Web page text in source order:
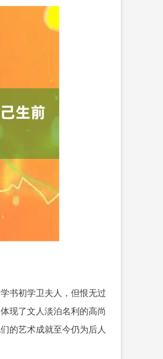
书初学卫夫人，但恨无过
现了文人淡泊名利的高尚
的艺术成就至今仍为后人